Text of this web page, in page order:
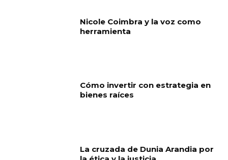
Nicole Coimbra y la voz como
herramienta
Cómo invertir con estrategia en
bienes raíces
La cruzada de Dunia Arandia por